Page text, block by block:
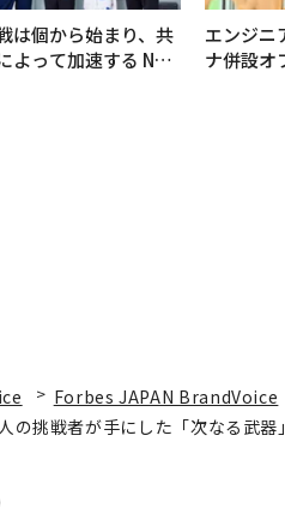
は個から始まり、共
よって加速する NOR
エンジニ
ナ併設オ
Forbes JAPAN BrandVoice
挑戦者が手にした「次なる武器」